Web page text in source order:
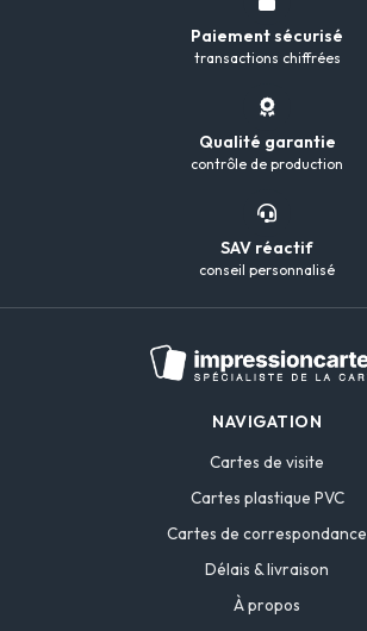
Paiement sécurisé
transactions chiffrées
Qualité garantie
contrôle de production
SAV réactif
conseil personnalisé
NAVIGATION
Cartes de visite
Cartes plastique PVC
Cartes de correspondance
Délais & livraison
À propos